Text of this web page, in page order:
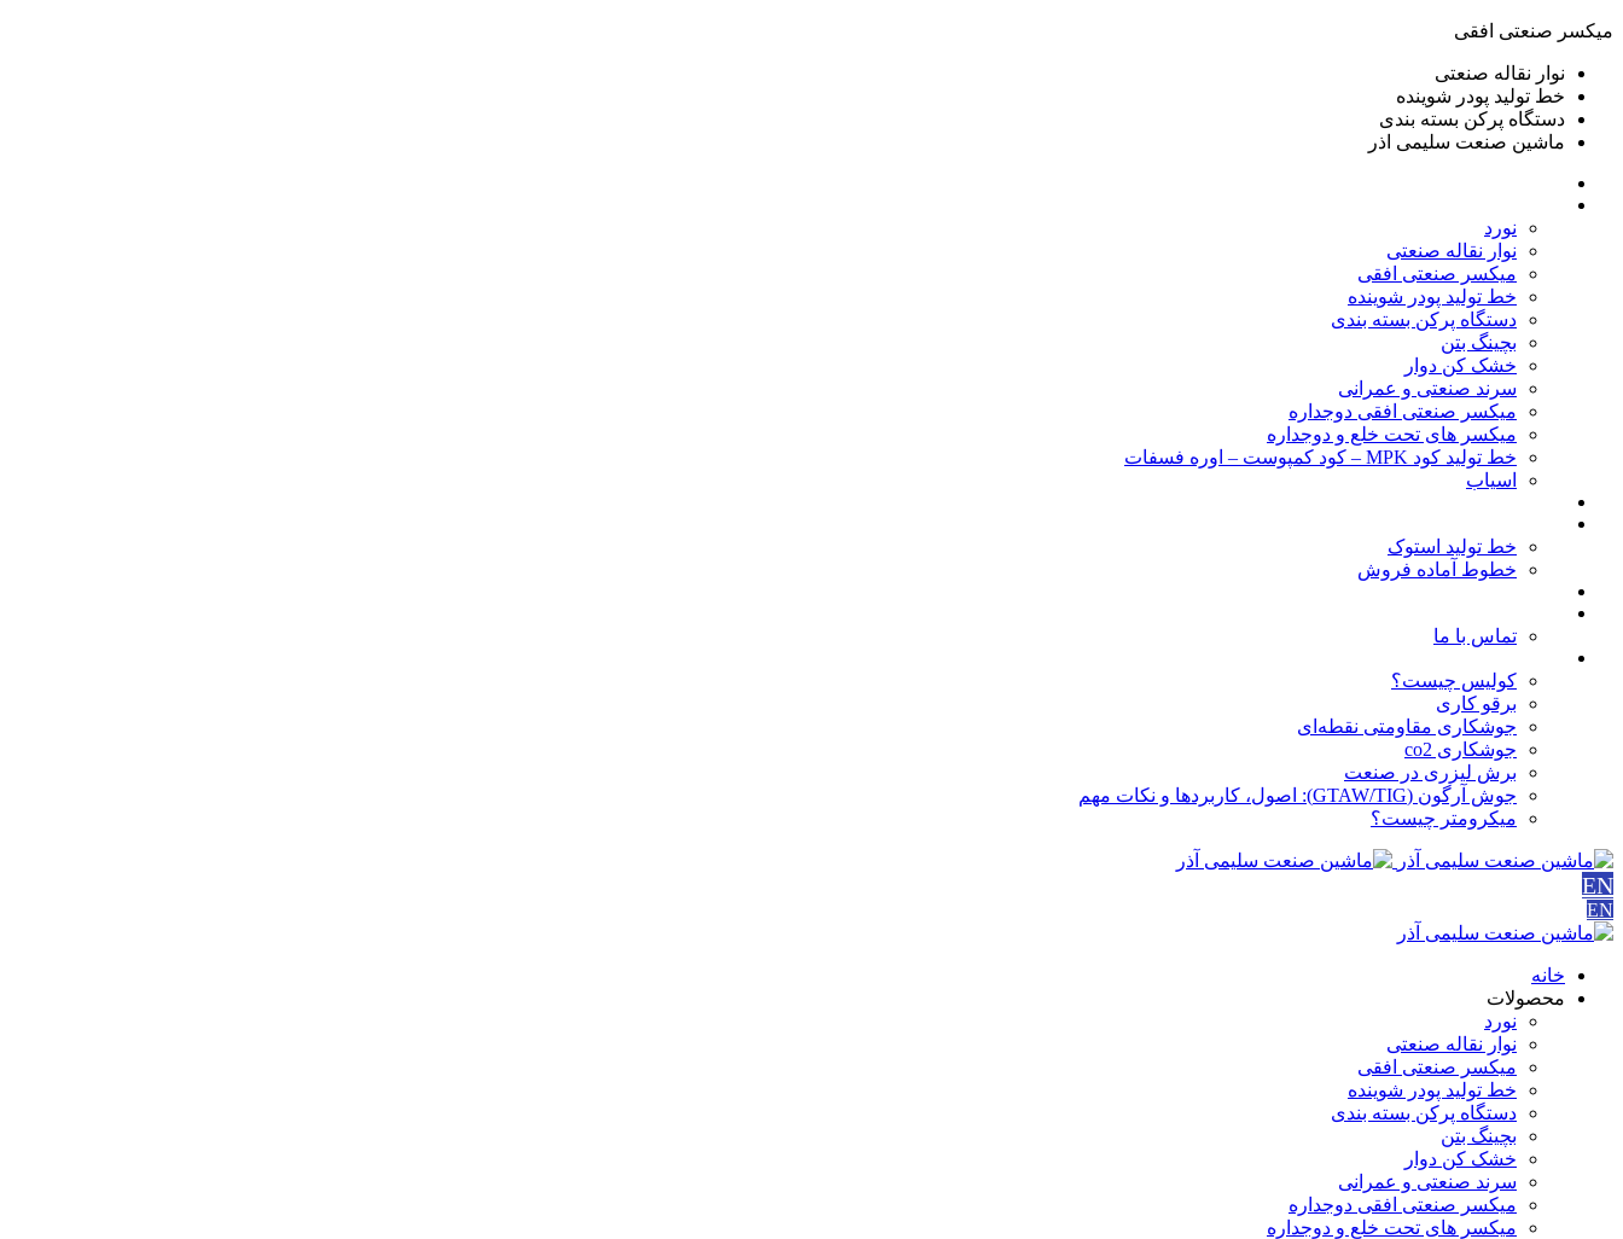
ميكسر صنعتی افقی
نوار نقاله صنعتی
خط تولید پودر شوينده
دستگاه پرکن بسته بندی
ماشين صنعت سليمی اذر
نورد
نوار نقاله صنعتی
ميكسر صنعتی افقی
خط تولید پودر شوينده
دستگاه پرکن بسته بندی
بچينگ بتن
خشک کن دوار
سرند صنعتی و عمرانی
میکسر صنعتی افقی دوجداره
میکسر های تحت خلع و دوجداره
خط تولید کود MPK – کود کمپوست – اوره فسفات
اسیاب
خط تولید استوک
خطوط آماده فروش
تماس با ما
کولیس چیست؟
برقو کاری
جوشکاری مقاومتی نقطه‌ای
جوشکاری co2
برش لیزری در صنعت
جوش آرگون (GTAW/TIG): اصول، کاربردها و نکات مهم
میکرومتر چیست؟
EN
EN
خانه
محصولات
نورد
نوار نقاله صنعتی
ميكسر صنعتی افقی
خط تولید پودر شوينده
دستگاه پرکن بسته بندی
بچينگ بتن
خشک کن دوار
سرند صنعتی و عمرانی
میکسر صنعتی افقی دوجداره
میکسر های تحت خلع و دوجداره